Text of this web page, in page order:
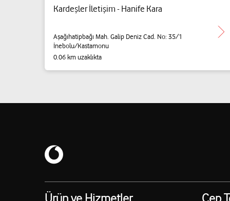
Kardeşler İletişim - Hanife Kara
Aşağıhatipbağı Mah. Galip Deniz Cad. No: 35/1
İnebolu/Kastamonu
0.06 km uzaklıkta